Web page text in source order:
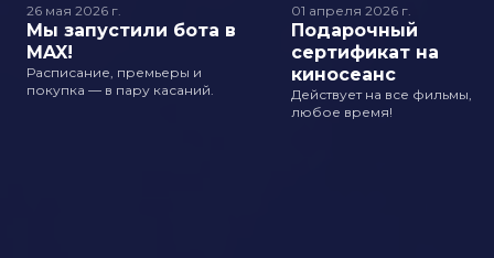
26 мая 2026 г.
Мы запустили бота в
MAX!
Расписание, премьеры и
покупка — в пару касаний.
01 апреля 2026 г.
Подарочный
сертификат на
киносеанс
Действует на все фильмы, в
любое время!